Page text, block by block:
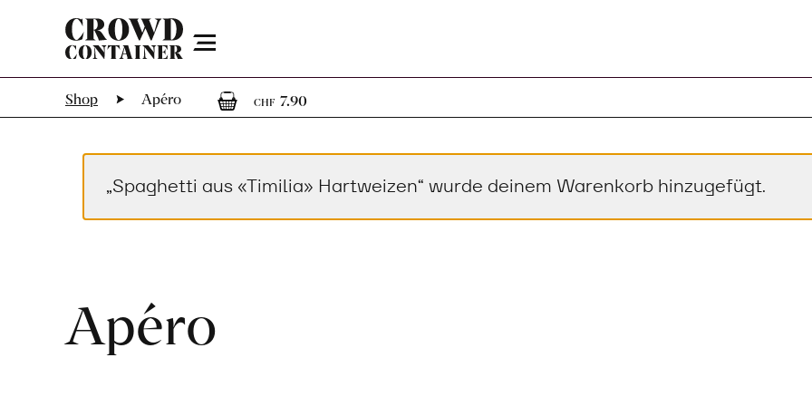
Menu
Shop Apéro
CHF 7.901 Artikel im Warenkorb
„Spaghetti aus «Timilia» Hartweizen“ wurde deinem Warenkorb hinzugefügt.
Apéro